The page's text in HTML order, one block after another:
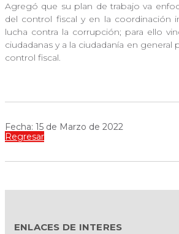
Agregó que su plan de trabajo va
del control fiscal y en la coordinación
lucha contra la corrupción; para ello
ciudadanas y a la ciudadanía en general
control fiscal.
Fecha: 15 de Marzo de 2022
Regresar
ENLACES DE INTERES